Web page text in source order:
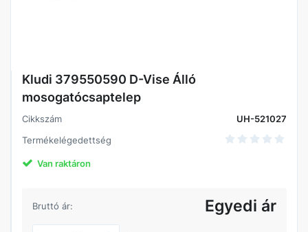
Kludi 379550590 D-Vise Álló
mosogatócsaptelep
Cikkszám
UH-521027
Termékelégedettség
Van raktáron
Bruttó ár: Egyedi ár